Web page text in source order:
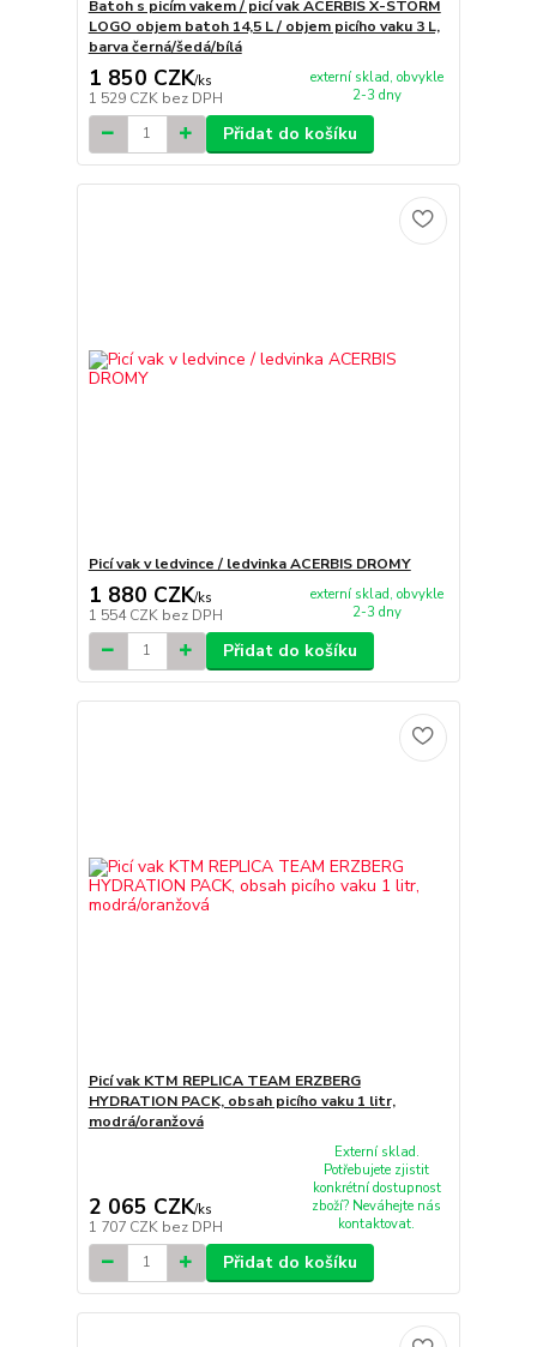
Batoh s picím vakem / picí vak ACERBIS X-STORM
LOGO objem batoh 14,5 L / objem picího vaku 3 L,
barva černá/šedá/bílá
1 850 CZK/ks
1 529 CZK bez DPH
externí sklad, obvykle
2-3 dny
Přidat do košíku
Picí vak v ledvince / ledvinka ACERBIS DROMY
1 880 CZK/ks
1 554 CZK bez DPH
externí sklad, obvykle
2-3 dny
Přidat do košíku
Picí vak KTM REPLICA TEAM ERZBERG
HYDRATION PACK, obsah picího vaku 1 litr,
modrá/oranžová
2 065 CZK/ks
1 707 CZK bez DPH
Externí sklad.
Potřebujete zjistit
konkrétní dostupnost
zboží? Neváhejte nás
kontaktovat.
Přidat do košíku